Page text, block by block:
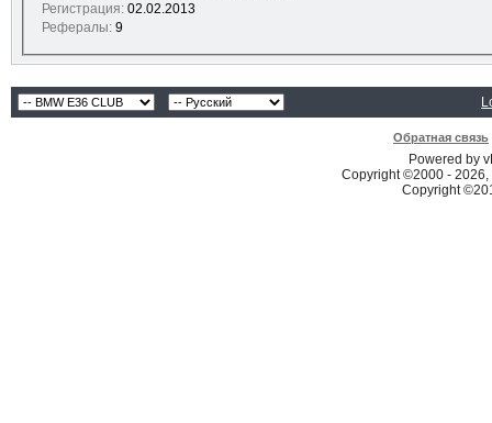
Регистрация:02.02.2013
Рефералы:9
Обратная связь
Powered by
Copyright ©2000 -
Copyright